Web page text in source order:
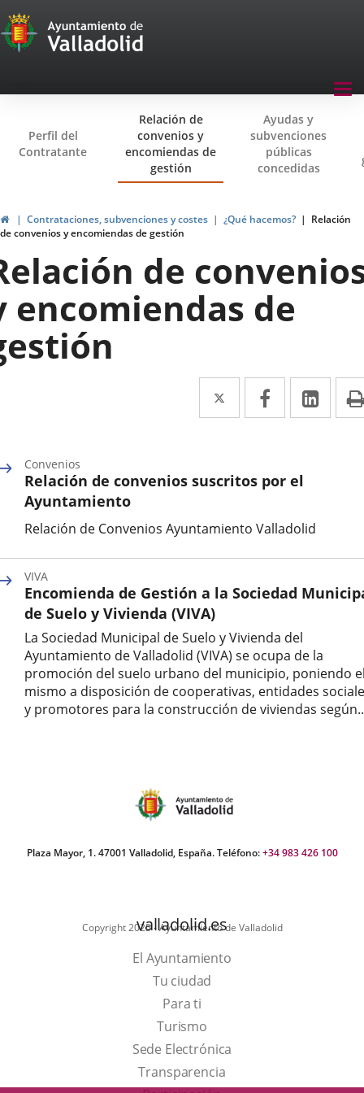
Transparencia
Menu
Perfil del
Contratante
Relación de
convenios y
encomiendas de
gestión
Ayudas y
subvenciones
públicas
concedidas
InicioContrataciones, subvenciones y costes ¿Qué hacemos?
Relación
de convenios y encomiendas de gestión
de
encomiendas de
Twitter
Enlace
a
aplicación
Facebook
Enlace
a
aplicación
a
Relación de convenios suscritos por el
Ayuntamiento
Relación de Convenios Ayuntamiento Valladolid
Convenios
Encomienda de Gestión a la Sociedad
de Suelo y Vivienda (VIVA)
La Sociedad Municipal de Suelo y Vivienda del
Ayuntamiento de Valladolid (VIVA) se ocupa de la
promoción del suelo urbano del municipio, poniendo
mismo a disposición de cooperativas, entidades
y promotores para la construcción de viviendas
VIVA
Plaza Mayor, 1. 47001 Valladolid, España. Teléfono:+34 983 426 100
Copyright 2025 - Ayuntamiento de Valladolid
valladolid.es
El Ayuntamiento
Tu ciudad
Para ti
TurismoEste
enlace
se
Sede Electrónica
Transparencia